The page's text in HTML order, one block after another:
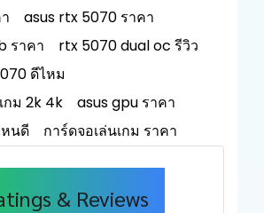
asus rtx 5070 ราคา
ราคา
rtx 5070 dual oc รีวิว
ดีไหม
กม 2k 4k
asus gpu ราคา
นดี
การ์ดจอเล่นเกม ราคา
& Reviews